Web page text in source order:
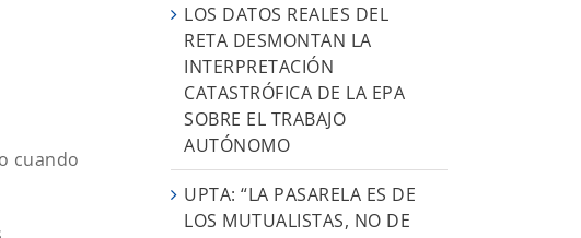
cuando
LOS DATOS REALES DEL
RETA DESMONTAN LA
INTERPRETACIÓN
CATASTRÓFICA DE LA EPA
SOBRE EL TRABAJO
AUTÓNOMO
UPTA: “LA PASARELA ES DE
LOS MUTUALISTAS, NO DE